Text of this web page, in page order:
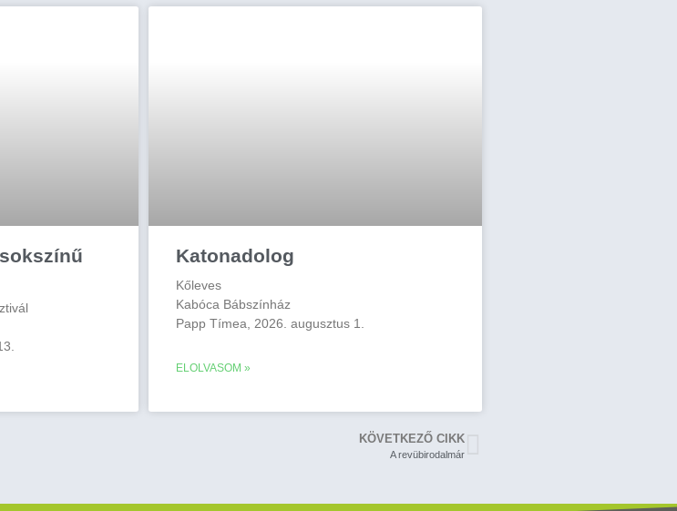
Katonadolog
Kőleves
Kabóca Bábszínház
Papp Tímea, 2026. augusztus 1.
ELOLVASOM »
KÖVETKEZŐ CIKK
A revübirodalmár